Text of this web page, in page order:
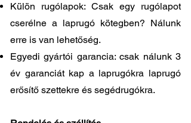
Külön rugólapok: Csak egy rugólapot
cserélne a laprugó kötegben? Nálunk
erre is van lehetőség.
Egyedi gyártói garancia: csak nálunk 3
év garanciát kap a laprugókra laprugó
erősítő szettekre és segédrugókra.